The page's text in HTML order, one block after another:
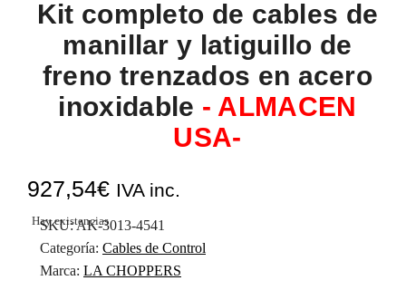
Kit completo de cables de
manillar y latiguillo de
freno trenzados en acero
inoxidable - ALMACEN
USA-
927,54€ IVA inc.
Hay existencias
SKU:AK-3013-4541
Categoría: Cables de Control
Marca: LA CHOPPERS